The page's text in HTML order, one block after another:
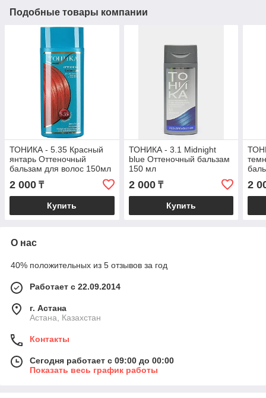
Подобные товары компании
ТОНИКА - 5.35 Красный
янтарь Оттеночный
бальзам для волос 150мл
2 000 ₸
Купить
ТОНИКА - 3.1 Midnight
blue Оттеночный бальзам
150 мл
2 000₸
Купить
2
О нас
40% положительных из 5 отзывов за год
Работает с 22.09.2014
г. Астана
Астана, Казахстан
Контакты
Сегодня работает с 09:00 до 00:00
Показать весь график работы